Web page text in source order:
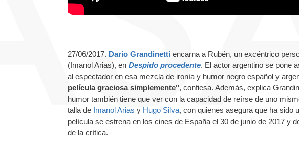
27/06/2017. Darío Grandinetti encarna a Rubén, un excéntrico
(Imanol Arias), en Despido procedente. El actor argentino se pone
al espectador en esa mezcla de ironía y humor negro español y
película graciosa simplemente", confiesa. Además, explica
humor también tiene que ver con la capacidad de reírse de uno
talla de Imanol Arias y Hugo Silva, con quienes asegura que ha sido
película se estrena en los cines de España el 30 de junio de 2017 y
de la crítica.